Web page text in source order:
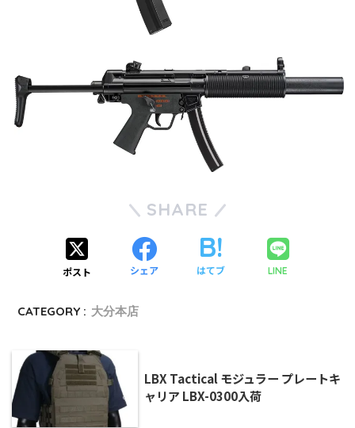
SHARE
ポスト シェア はてブ LINE
CATEGORY : 大分本店
LBX Tactical モジュラー プレートキ
ャリア LBX-0300入荷